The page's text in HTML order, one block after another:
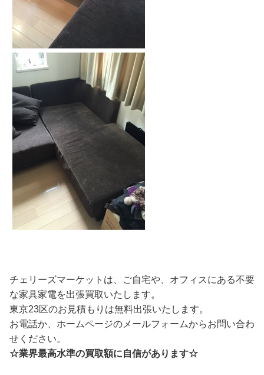
チェリーズマーケットは、ご自宅や、オフィスにある不要
な家具家電を出張買取いたします。
東京23区のお見積もりは無料出張いたします。
お電話か、ホームページのメールフォームからお問い合わ
せください。
☆業界最高水準の買取額に自信があります☆